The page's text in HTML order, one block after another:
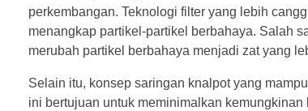
perkembangan. Teknologi filter yang lebih
menangkap partikel-partikel berbahaya. Salah
merubah partikel berbahaya menjadi zat yang
Selain itu, konsep saringan knalpot yang
ini bertujuan untuk meminimalkan